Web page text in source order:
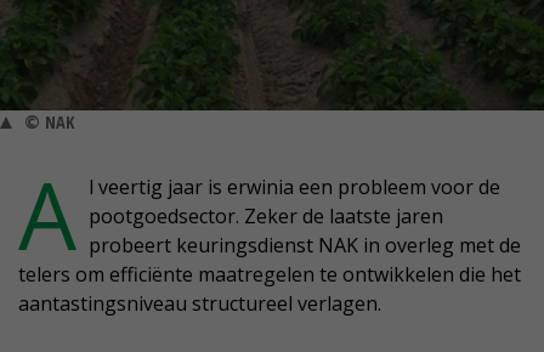
© NAK
A l veertig jaar is erwinia een probleem voor de
pootgoedsector. Zeker de laatste jaren
probeert keuringsdienst NAK in overleg met de
telers om efficiënte maatregelen te ontwikkelen die het
aantastingsniveau structureel verlagen.